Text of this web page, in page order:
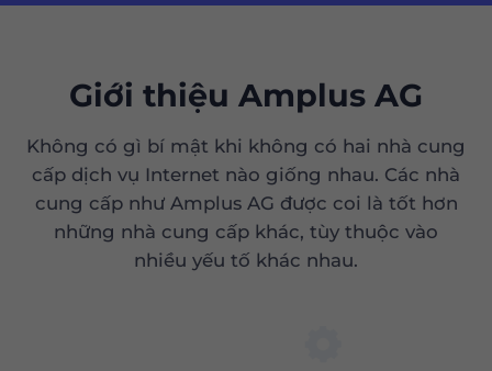
Giới thiệu Amplus AG
Không có gì bí mật khi không có hai nhà cung
cấp dịch vụ Internet nào giống nhau. Các nhà
cung cấp như Amplus AG được coi là tốt hơn
những nhà cung cấp khác, tùy thuộc vào
nhiều yếu tố khác nhau.